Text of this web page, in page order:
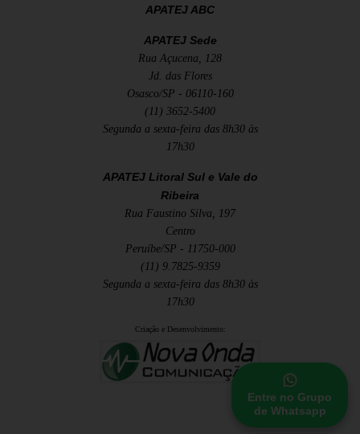
APATEJ ABC
APATEJ Sede
Rua Açucena, 128
Jd. das Flores
Osasco/SP - 06110-160
(11) 3652-5400
Segunda a sexta-feira das 8h30 às
17h30
APATEJ Litoral Sul e Vale do
Ribeira
Rua Faustino Silva, 197
Centro
Peruíbe/SP - 11750-000
(11) 9.7825-9359
Segunda a sexta-feira das 8h30 às
17h30
Criação e Desenvolvimento:
Entre no Grupo
de Whatsapp